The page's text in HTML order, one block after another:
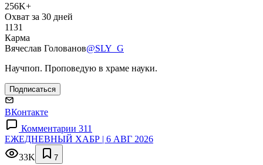
256K+
Охват за 30 дней
1131
Карма
Вячеслав Голованов@SLY_G
Научпоп. Проповедую в храме науки.
Подписаться
ВКонтакте
Комментарии 311
ЕЖЕДНЕВНЫЙ ХАБР | 6 АВГ 2026
33K
7